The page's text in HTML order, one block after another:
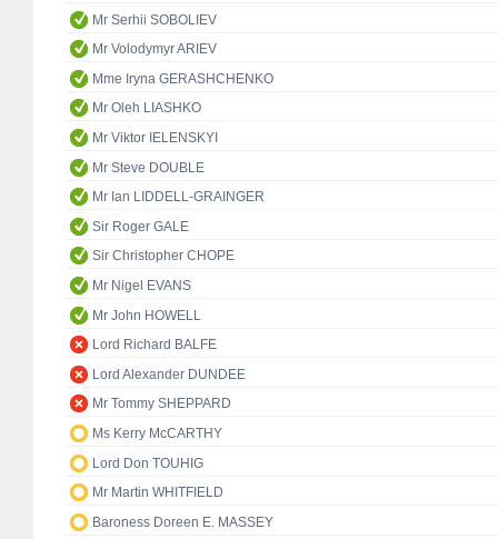
Mr Serhii SOBOLIEV
Mr Volodymyr ARIEV
Mme Iryna GERASHCHENKO
Mr Oleh LIASHKO
Mr Viktor IELENSKYI
Mr Steve DOUBLE
Mr Ian LIDDELL-GRAINGER
Sir Roger GALE
Sir Christopher CHOPE
Mr Nigel EVANS
Mr John HOWELL
Lord Richard BALFE
Lord Alexander DUNDEE
Mr Tommy SHEPPARD
Ms Kerry McCARTHY
Lord Don TOUHIG
Mr Martin WHITFIELD
Baroness Doreen E. MASSEY